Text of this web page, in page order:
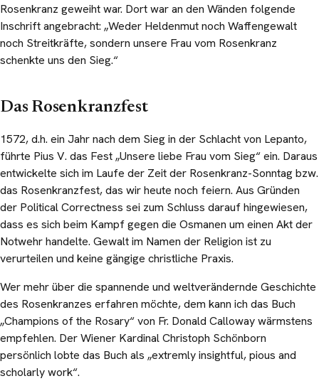
Rosenkranz geweiht war. Dort war an den Wänden folgende
Inschrift angebracht: „Weder Heldenmut noch Waffengewalt
noch Streitkräfte, sondern unsere Frau vom Rosenkranz
schenkte uns den Sieg.“
Das Rosenkranzfest
1572, d.h. ein Jahr nach dem Sieg in der Schlacht von Lepanto,
führte Pius V. das Fest „Unsere liebe Frau vom Sieg“ ein. Daraus
entwickelte sich im Laufe der Zeit der Rosenkranz-Sonntag bzw.
das Rosenkranzfest, das wir heute noch feiern. Aus Gründen
der Political Correctness sei zum Schluss darauf hingewiesen,
dass es sich beim Kampf gegen die Osmanen um einen Akt der
Notwehr handelte. Gewalt im Namen der Religion ist zu
verurteilen und keine gängige christliche Praxis.
Wer mehr über die spannende und weltverändernde Geschichte
des Rosenkranzes erfahren möchte, dem kann ich das Buch
„Champions of the Rosary“ von Fr. Donald Calloway wärmstens
empfehlen. Der Wiener Kardinal Christoph Schönborn
persönlich lobte das Buch als „extremly insightful, pious and
scholarly work“.